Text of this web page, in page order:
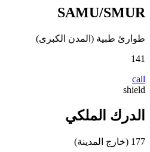
SAMU/SMUR
طوارئ طبية (المدن الكبرى)
141
call
shield
الدرك الملكي
177 (خارج المدينة)